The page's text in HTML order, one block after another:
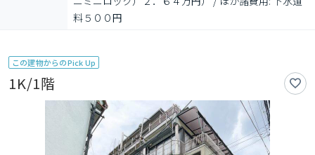
料５００円
この建物からのPick Up
1K/1階